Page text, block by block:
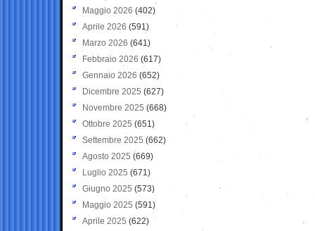
Maggio 2026 (402)
Aprile 2026 (591)
Marzo 2026 (641)
Febbraio 2026 (617)
Gennaio 2026 (652)
Dicembre 2025 (627)
Novembre 2025 (668)
Ottobre 2025 (651)
Settembre 2025 (662)
Agosto 2025 (669)
Luglio 2025 (671)
Giugno 2025 (573)
Maggio 2025 (591)
Aprile 2025 (622)